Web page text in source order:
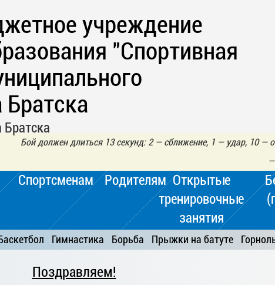
учреждение
"Спортивная
Братска
Бой должен длиться 13 секунд: 2 — сближение, 1 — удар, 10 —
—
Спортсменам Родителям Открытые
тренировочные
занятия
Гимнастика Борьба Прыжки на батуте
Поздравляем!